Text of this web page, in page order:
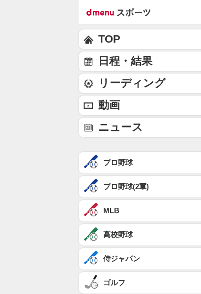
TOP
日程・結果
リーディング
動画
ニュース
プロ野球
プロ野球(2軍)
MLB
高校野球
侍ジャパン
ゴルフ